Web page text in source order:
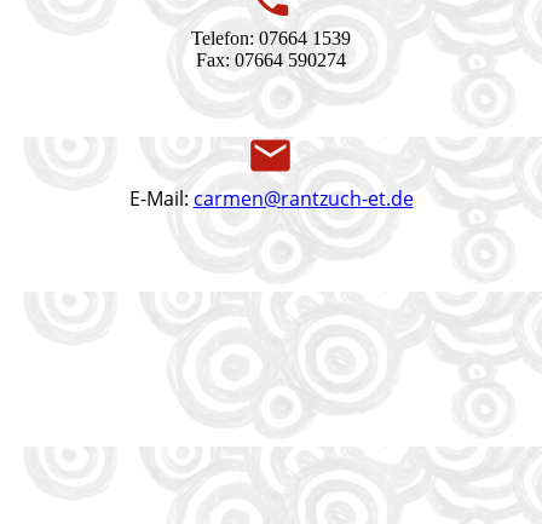
Telefon: 07664 1539
Fax: 07664 590274
E-Mail: carmen@rantzuch-et.de